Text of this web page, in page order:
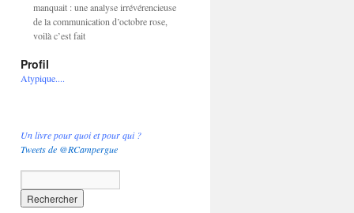
manquait : une analyse irrévérencieuse
de la communication d’octobre rose,
voilà c’est fait
Profil
Atypique....
Un livre pour quoi et pour qui ?
Tweets de @RCampergue